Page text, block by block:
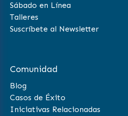
Sábado en Línea
Talleres
Suscríbete al Newsletter
Comunidad
Blog
Casos de Éxito
Iniciativas Relacionadas